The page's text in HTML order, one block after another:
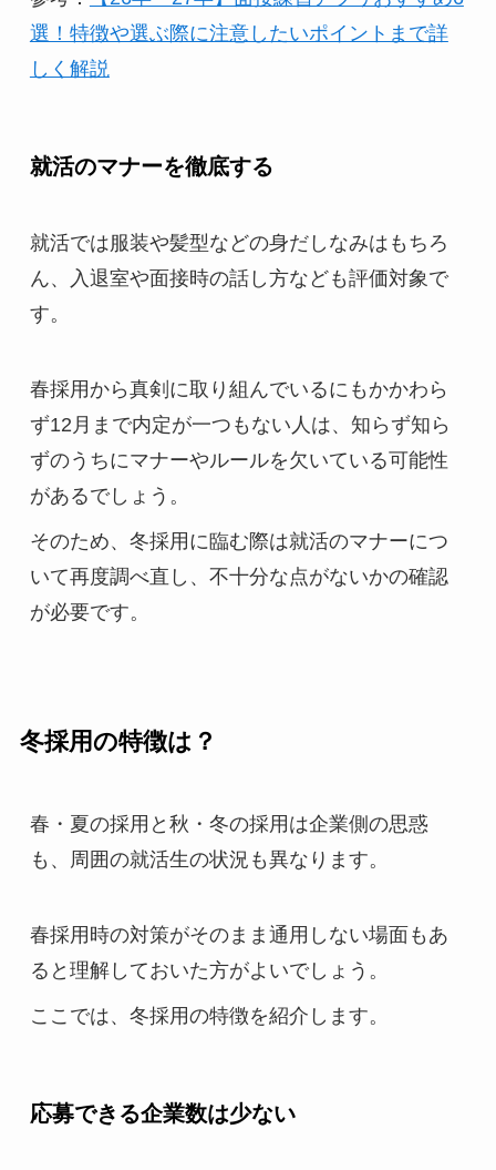
選！特徴や選ぶ際に注意したいポイントまで詳
しく解説
就活のマナーを徹底する
就活では服装や髪型などの身だしなみはもちろ
ん、入退室や面接時の話し方なども評価対象で
す。
春採用から真剣に取り組んでいるにもかかわら
ず12月まで内定が一つもない人は、知らず知ら
ずのうちにマナーやルールを欠いている可能性
があるでしょう。
そのため、冬採用に臨む際は就活のマナーにつ
いて再度調べ直し、不十分な点がないかの確認
が必要です。
冬採用の特徴は？
春・夏の採用と秋・冬の採用は企業側の思惑
も、周囲の就活生の状況も異なります。
春採用時の対策がそのまま通用しない場面もあ
ると理解しておいた方がよいでしょう。
ここでは、冬採用の特徴を紹介します。
応募できる企業数は少ない